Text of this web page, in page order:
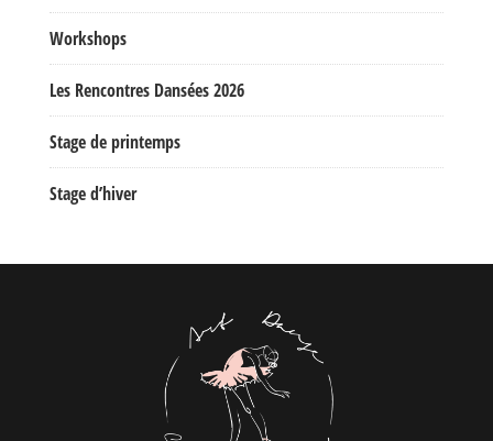
Workshops
Les Rencontres Dansées 2026
Stage de printemps
Stage d’hiver